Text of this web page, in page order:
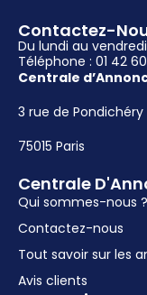
Centrale
Qui sommes-nous ?
Contactez-nous
Tout savoir sur les
Avis clients
Contactez-
Du lundi au
Téléphone : 01 42
Centrale
3 rue de Pondichéry
75015 Paris